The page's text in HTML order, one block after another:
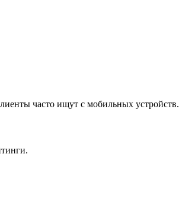
часто ищут с мобильных устройств.